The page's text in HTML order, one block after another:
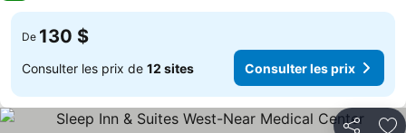
De 130 $
Consulter les prix de 12 sites Consulter les prix